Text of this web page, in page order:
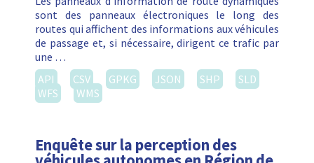
sont des panneaux électroniques le long des
routes qui affichent des informations aux véhicules
de passage et, si nécessaire, dirigent ce trafic par
une …
API
CSV GPKG JSON SHP
SLD
WFS
WMS
Enquête sur la perception des